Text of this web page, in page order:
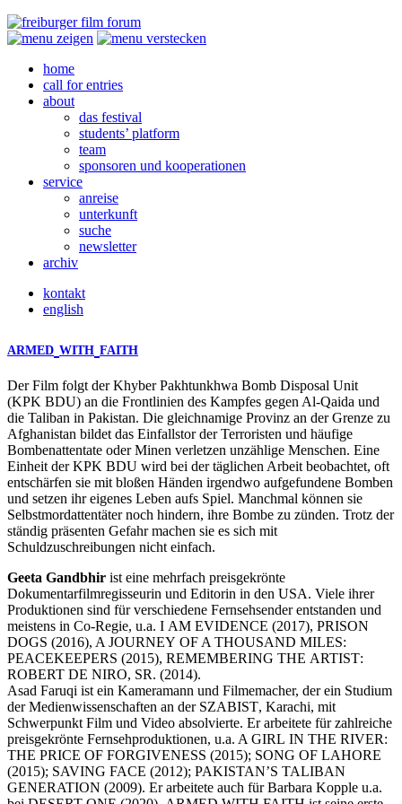
home
call for entries
about
das festival
students’ platform
team
sponsoren und kooperationen
service
anreise
unterkunft
suche
newsletter
archiv
kontakt
english
ARMED WITH FAITH
Der Film folgt der Khyber Pakhtunkhwa Bomb Disposal Unit
(KPK BDU) an die Frontlinien des Kampfes gegen Al-Qaida und
die Taliban in Pakistan. Die gleichnamige Provinz an der Grenze zu
Afghanistan bildet das Einfallstor der Terroristen und häufige
Bombenattentate oder Minen verletzen unzählige Menschen. Eine
Einheit derKPK BDU wird bei der täglichen Arbeit beobachtet, oft
entschärfen sie mit bloßen Händen irgendwo aufgefundene Bomben
und setzen ihr eigenes Leben aufs Spiel. Manchmal können sie
Selbstmordattentäter noch hindern, ihre Bombe zu zünden. Trotz der
ständig präsenten Gefahr machen sie es sich mit
Schuldzuschreibungen nicht einfach.
Geeta Gandbhir ist eine mehrfach preisgekrönte
Dokumentarfilmregisseurin und Editorin in den USA. Viele ihrer
Produktionen sind für verschiedene Fernsehsender entstanden und
meistens in Co-Regie, u.a. I AM EVIDENCE (2017), PRISON
DOGS (2016), A JOURNEY OF A THOUSAND MILES:
PEACEKEEPERS (2015), REMEMBERING THE ARTIST:
ROBERT DE NIRO, SR. (2014).
Asad Faruqi ist ein Kameramann und Filmemacher, der ein Studium
der Medienwissenschaften an der SZABIST, Karachi, mit
Schwerpunkt Film und Video absolvierte. Er arbeitete für zahlreiche
preisgekrönte Fernsehproduktionen, u.a. A GIRL IN THE RIVER:
THE PRICE OF FORGIVENESS (2015); SONG OF LAHORE
(2015); SAVING FACE (2012); PAKISTAN’S TALIBAN
GENERATION (2009). Er arbeitete auch für Barbara Kopple u.a.